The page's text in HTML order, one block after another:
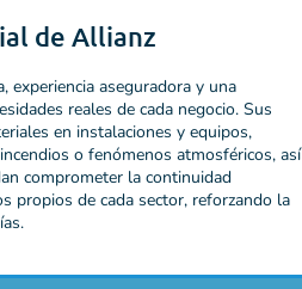
de Allianz
experiencia aseguradora y una
reales de cada negocio. Sus
en instalaciones y equipos,
o fenómenos atmosféricos, así
comprometer la continuidad
propios de cada sector, reforzando la